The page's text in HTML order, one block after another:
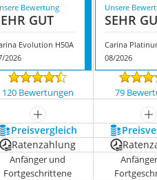
Bewertung
GUT
Evolution H50A
2026
Unsere
SEHR
Carina
08/2026
120 Bewertungen 79
mehr anzeigen
Preis­vergleich
Ratenzahlung
Anfänger und
Fortgeschrittene